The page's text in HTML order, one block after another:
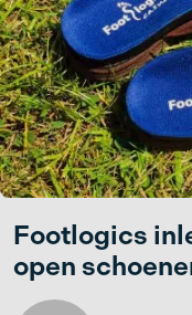
Footlogics
open